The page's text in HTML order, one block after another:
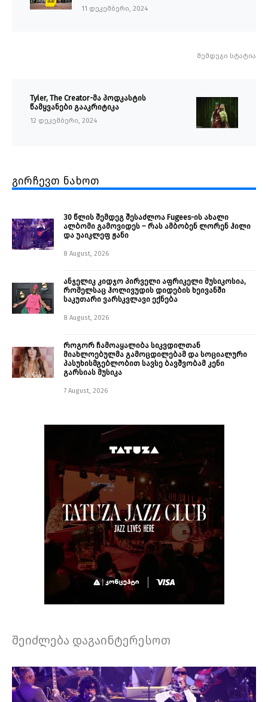
11 დეკემბერი, 2024
შემდეგი სტატია
Tyler, The Creator-მა პოდკასტის
წამყვანები გააკრიტიკა
12 დეკემბერი, 2024
გირჩევთ ნახოთ
30 წლის შემდეგ შესაძლოა Fugees-ის ახალი
ალბომი გამოვიდეს – რას ამბობენ ლორენ ჰილი
და უაიკლეფ ჟანი
8 August, 2026
ანჯელიკ კიდჯო პირველი აფრიკელი მუსიკოსია,
რომელსაც ჰოლივუდის დიდების ხეივანში
საკუთარი ვარსკვლავი ექნება
8 August, 2026
როგორ ჩამოაყალიბა სიკვდილთან
მიახლოებულმა გამოცდილებამ და სოციალური
პასუხისმგებლობით სავსე ბავშვობამ კენი
გარსიას მუსიკა
7 August, 2026
შეიძლება დაგაინტერესოთ